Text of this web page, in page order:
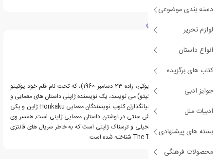
دسته بندی موضوعی
لوازم تحریر
انواع داستان
کتاب های برگزیده
جوایز ادبی
ادبیات ملل
بسته های پیشنهادی
محصولات فرهنگی
درباره یوکیتو آیاتسوجی
نایوکی اوچیدا (اوچیدا نایوکی، زاده 23 دسامبر 1960)، که تحت نام قلم خود یوکیتو
آیتسوجی (آیاتسوجی یوکیتو) می نویسد، یک نویسنده ژاپنی داستان های معمایی و
وحشت است. او یکی از بنیانگذاران کلوپ نویسندگان معمایی Honkaku ژاپن و یکی
از نویسندگان نماینده جنبش سنتی در نوشتن داستان معمایی ژاپنی است. همسر وی
فویومی اونو ، نویسنده تخیلی و ترسناک ژاپنی است که به خاطر سریال های فانتزی